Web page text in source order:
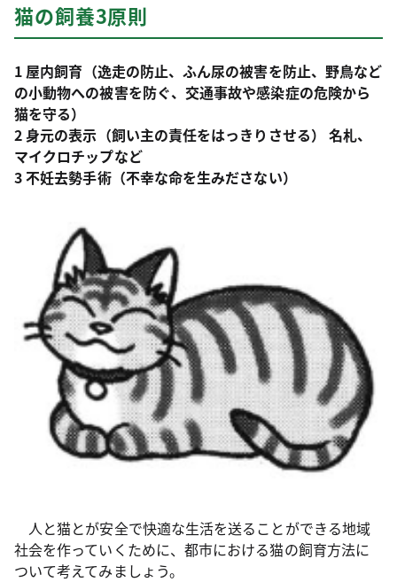
猫の飼養3原則
1 屋内飼育 （逸走の防止、ふん尿の被害を防止、野鳥など
の小動物への被害を防ぐ、交通事故や感染症の危険から
猫を守る）
2 身元の表示 （飼い主の責任をはっきりさせる） 名札、
マイクロチップなど
3不妊去勢手術（不幸な命を生みださない）
人と猫とが安全で快適な生活を送ることができる地域
社会を作っていくために、都市における猫の飼育方法に
ついて考えてみましょう。